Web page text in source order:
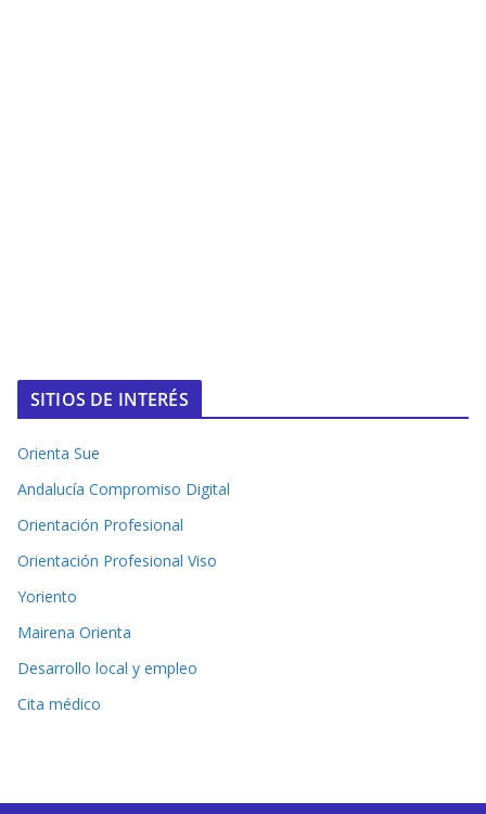
SITIOS DE INTERÉS
Orienta Sue
Andalucía Compromiso Digital
Orientación Profesional
Orientación Profesional Viso
Yoriento
Mairena Orienta
Desarrollo local y empleo
Cita médico